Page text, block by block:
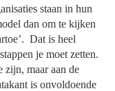
staan in hun
dan om te kijken
Dat is heel
je moet zetten.
zijn, maar aan de
is onvoldoende